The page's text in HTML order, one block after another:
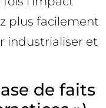
plus facilement
industrialiser et
de faits